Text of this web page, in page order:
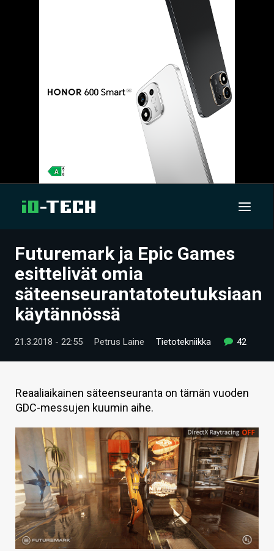
UUTISET
ARTIKKELIT
VIDEOT
TECHBBS
HINTA.FI
VAIHDA TEEMA
HAKU
Futuremark ja Epic Games
esittelivät omia
säteenseurantatoteutuksiaan
käytännössä
21.3.2018 - 22:55 Petrus Laine Tietotekniikka 42
Reaaliaikainen säteenseuranta on tämän vuoden
GDC-messujen kuumin aihe.